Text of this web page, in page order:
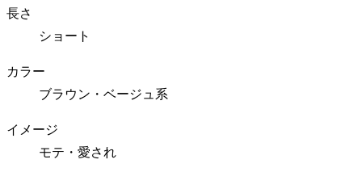
長さ
ショート
カラー
ブラウン・ベージュ系
イメージ
モテ・愛され